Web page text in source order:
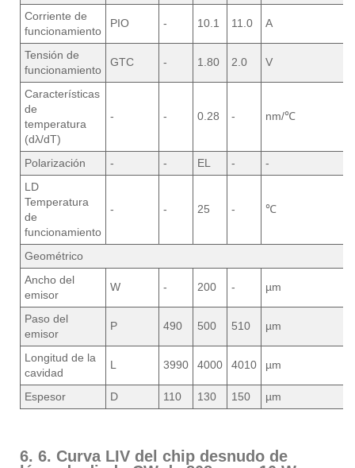
Corriente de
funcionamiento
PIO - 10.1 11.0 A
Tensión de
funcionamiento
GTC - 1.80 2.0 V
Características
de
temperatura
(dλ/dT)
- - 0.28 - nm/℃
Polarización - - EL -
-
LD
Temperatura
de
funcionamiento
- - 25 - ℃
Geométrico
Ancho del
emisor
W - 200 - µm
Paso del
emisor
P 490 500 510 µm
Longitud de la
cavidad
L 3990 4000 4010 µm
Espesor D 110 130 150 µm
6. 6. Curva LIV del chip desnudo de